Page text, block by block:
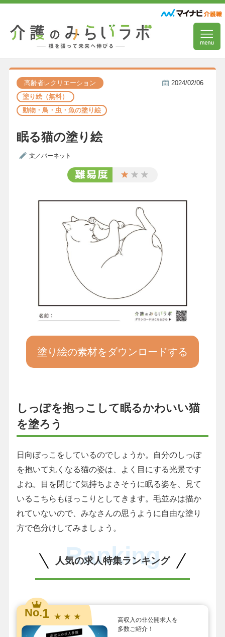
高齢者レクリエーション
塗り絵（無料）
動物・鳥・虫・魚の塗り絵
2024/02/06
眠る猫の塗り絵
文／バーネット
塗り絵の素材をダウンロードする
しっぽを抱っこして眠るかわいい猫
を塗ろう
日向ぼっこをしているのでしょうか。自分のしっぽ
を抱いて丸くなる猫の姿は、よく目にする光景です
よね。目を閉じて気持ちよさそうに眠る姿を、見て
いるこちらもほっこりとしてきます。毛並みは描か
れていないので、みなさんの思うように自由な塗り
方で色分けしてみましょう。
人気の求人特集ランキング
Ranking
No.1 ★ ★ ★
高収入の非公開求人を
多数ご紹介！